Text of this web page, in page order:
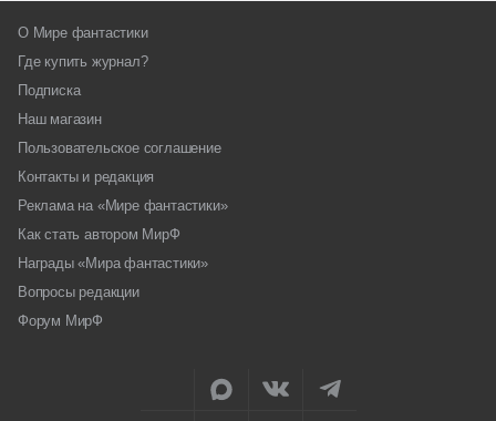
О Мире фантастики
Где купить журнал?
Подписка
Наш магазин
Пользовательское соглашение
Контакты и редакция
Реклама на «Мире фантастики»
Как стать автором МирФ
Награды «Мира фантастики»
Вопросы редакции
Форум МирФ